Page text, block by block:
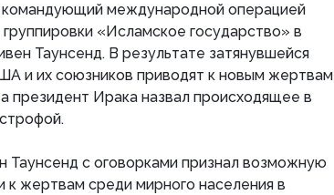
командующий международной операцией
«Исламское государство» в
Таунсенд. В результате затянувшейся
и их союзников приводят к новым жертвам
президент Ирака назвал происходящее в
Таунсенд с оговорками признал возможную
к жертвам среди мирного населения в